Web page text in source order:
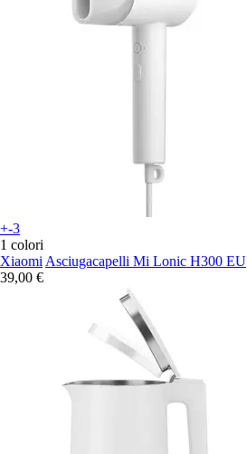
+-3
1 colori
Xiaomi Asciugacapelli Mi Lonic H300 EU
39,00 €